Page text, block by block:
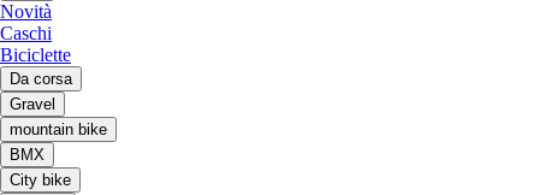
Novità
Caschi
Biciclette
Da corsa
Gravel
mountain bike
BMX
City bike